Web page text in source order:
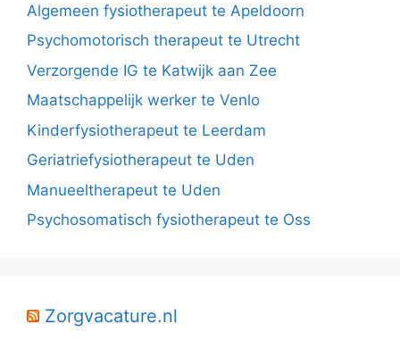
Algemeen fysiotherapeut te Apeldoorn
Psychomotorisch therapeut te Utrecht
Verzorgende IG te Katwijk aan Zee
Maatschappelijk werker te Venlo
Kinderfysiotherapeut te Leerdam
Geriatriefysiotherapeut te Uden
Manueeltherapeut te Uden
Psychosomatisch fysiotherapeut te Oss
Zorgvacature.nl